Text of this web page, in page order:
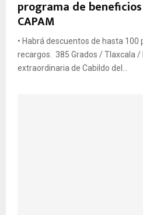
programa de
CAPAM
• Habrá descuentos de hasta
recargos. 385 Grados / Tlaxcala /
extraordinaria de Cabildo del...